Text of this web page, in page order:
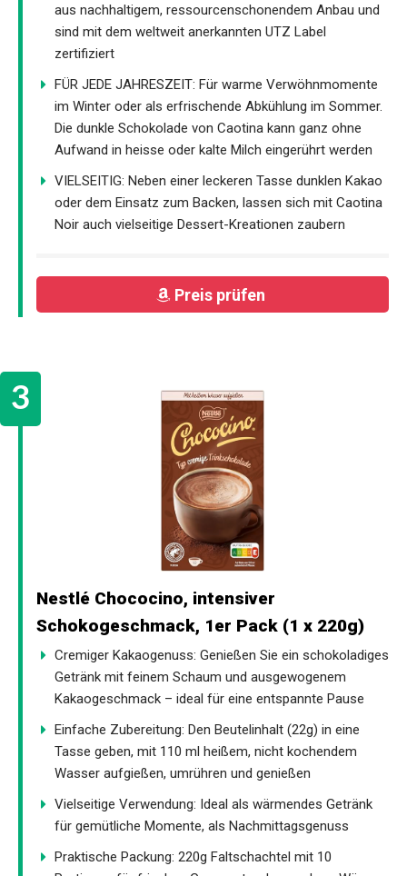
aus nachhaltigem, ressourcenschonendem Anbau und
sind mit dem weltweit anerkannten UTZ Label
zertifiziert
FÜR JEDE JAHRESZEIT: Für warme Verwöhnmomente
im Winter oder als erfrischende Abkühlung im Sommer.
Die dunkle Schokolade von Caotina kann ganz ohne
Aufwand in heisse oder kalte Milch eingerührt werden
VIELSEITIG: Neben einer leckeren Tasse dunklen Kakao
oder dem Einsatz zum Backen, lassen sich mit Caotina
Noir auch vielseitige Dessert-Kreationen zaubern
Preis prüfen
Nestlé Chococino, intensiver
Schokogeschmack, 1er Pack (1 x 220g)
Cremiger Kakaogenuss: Genießen Sie ein schokoladiges
Getränk mit feinem Schaum und ausgewogenem
Kakaogeschmack – ideal für eine entspannte Pause
Einfache Zubereitung: Den Beutelinhalt (22g) in eine
Tasse geben, mit 110 ml heißem, nicht kochendem
Wasser aufgießen, umrühren und genießen
Vielseitige Verwendung: Ideal als wärmendes Getränk
für gemütliche Momente, als Nachmittagsgenuss
Praktische Packung: 220g Faltschachtel mit 10